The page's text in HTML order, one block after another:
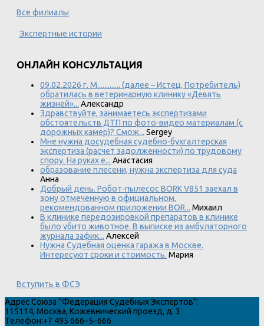
Все филиалы
Экспертные истории
ОНЛАЙН КОНСУЛЬТАЦИЯ
09.02.2026 г. М............. (далее – Истец, Потребитель)
обратилась в ветеринарную клинику «Девять
жизней»... Александр
Здравствуйте, занимаетесь экспертизами
обстоятельств ДТП по фото-видео материалам (с
дорожных камер)? Смож... Sergey
Мне нужна досудебная судебно-бухгалтерская
экспертиза (расчет задолженности) по трудовому
спору. На руках е... Анастасия
образование плесени, нужна экспертиза для суда
Анна
Добрый день. Робот-пылесос BORK V851 заехал в
зону отмеченную в официальном,
рекомендованном приложении BOR... Михаил
В клинике передозировкой препаратов в клинике
было убито животное. В выписке из амбулаторного
журнала зафик... Алексей
Нужна Судебная оценка гаража в Москве.
Интересуют сроки и стоимость. Мария
Вступить в ФСЭ
Адрес Союза "Федерация Судебных Экспертов":
115114, Москва, Кожевнический проезд, д. 3
Телефон:+7 495 666–5–666